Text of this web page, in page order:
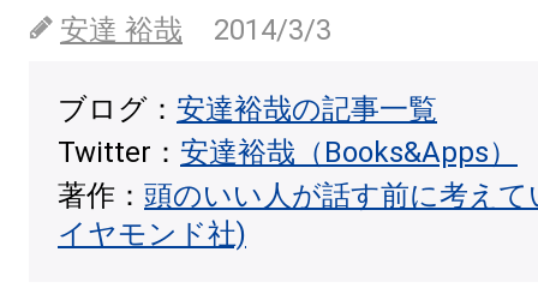
安達 裕哉
2014/3/3
ブログ： 安達裕哉の記事一覧
Twitter： 安達裕哉（Books&Apps）
著作： 頭のいい人が話す前に考え
イヤモンド社)